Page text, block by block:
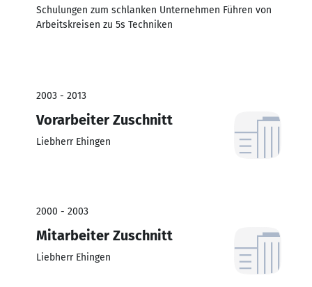
Schulungen zum schlanken Unternehmen Führen von
Arbeitskreisen zu 5s Techniken
2003 - 2013
Vorarbeiter Zuschnitt
Liebherr Ehingen
2000 - 2003
Mitarbeiter Zuschnitt
Liebherr Ehingen